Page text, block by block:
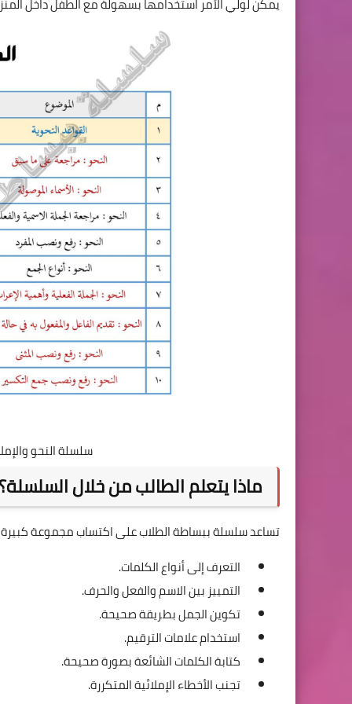
يمكن لولي الأمر استخدامها بسهولة مع الطفل داخل
سلسلة النحو
ماذا يتعلم الطالب من خلال
تساعد سلسلة ببساطة الطلاب على اكتساب مجموعة كبيرة
التعرف إلى أنواع الكلمات.
التمييز بين الاسم والفعل والحرف.
تكوين الجمل بطريقة صحيحة.
استخدام علامات الترقيم.
كتابة الكلمات الشائعة بصورة صحيحة.
تجنب الأخطاء الإملائية المتكررة.